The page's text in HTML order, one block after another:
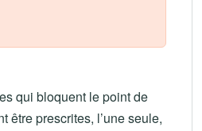
qui bloquent le point de
être prescrites, l’une seule,